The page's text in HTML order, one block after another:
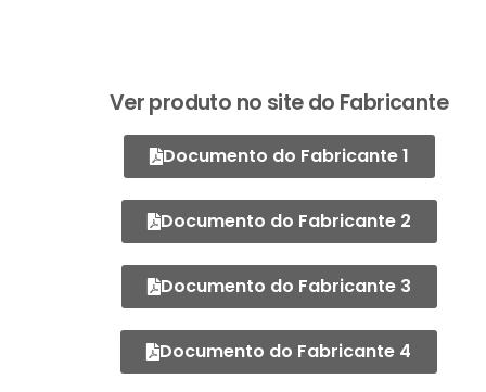
Ver produto no site do Fabricante
Documento do Fabricante 1
Documento do Fabricante 2
Documento do Fabricante 3
Documento do Fabricante 4